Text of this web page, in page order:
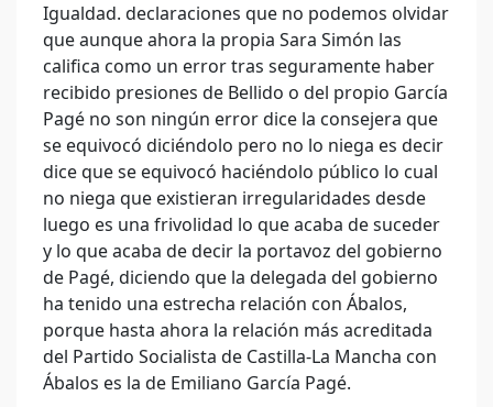
Igualdad. declaraciones que no podemos olvidar
que aunque ahora la propia Sara Simón las
califica como un error tras seguramente haber
recibido presiones de Bellido o del propio García
Pagé no son ningún error dice la consejera que
se equivocó diciéndolo pero no lo niega es decir
dice que se equivocó haciéndolo público lo cual
no niega que existieran irregularidades desde
luego es una frivolidad lo que acaba de suceder
y lo que acaba de decir la portavoz del gobierno
de Pagé, diciendo que la delegada del gobierno
ha tenido una estrecha relación con Ábalos,
porque hasta ahora la relación más acreditada
del Partido Socialista de Castilla-La Mancha con
Ábalos es la de Emiliano García Pagé.